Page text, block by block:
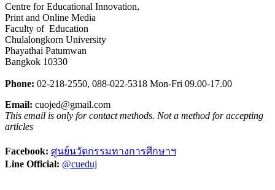
Centre for Educational Innovation,
Print and Online Media
Faculty of Education
Chulalongkorn University
Phayathai Patumwan
Bangkok 10330
Phone: 02-218-2550, 088-022-5318 Mon-Fri 09.00-17.00
Email: cuojed@gmail.com
This email is only for contact methods. Not a method for accepting
articles
Facebook: ศูนย์นวัตกรรมทางการศึกษาฯ
Line Official: @cueduj